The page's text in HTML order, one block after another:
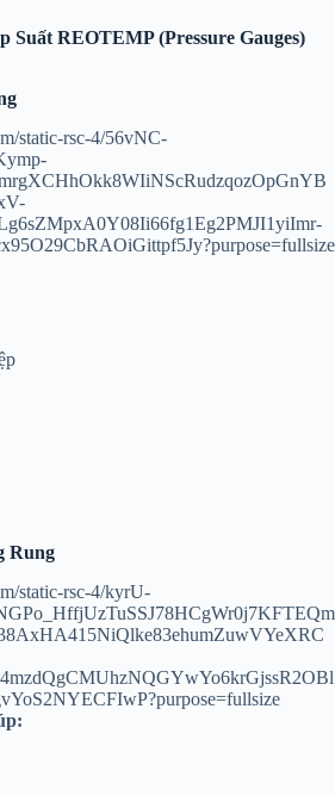
Suất REOTEMP (Pressure Gauges)
Rung